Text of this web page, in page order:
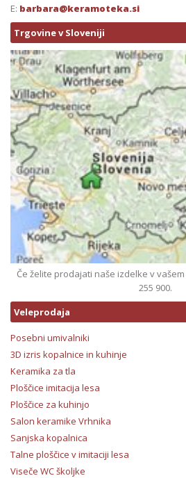
E: barbara@keramoteka.si
Trgovine v Sloveniji
Če želite prodajati naše izdelke v
255 900.
Veleprodaja
Posebni umivalniki
3D izris kopalnice in kuhinje
Keramika za tla
Ploščice imitacija lesa
Ploščice za kuhinjo
Salon keramike Vrhnika
Sanjska kopalnica
Talne ploščice v imitaciji lesa
Viseče WC školjke